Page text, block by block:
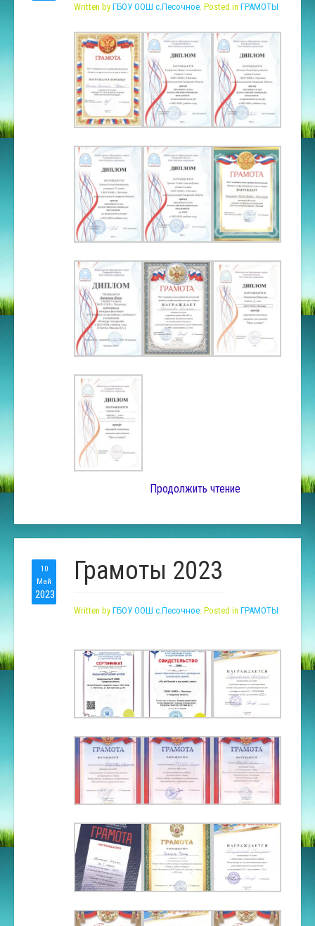
Written by ГБОУ ООШ с.Песочное . Posted in ГРАМОТЫ
Продолжить чтение
10
Май
2023
Грамоты 2023
Written by ГБОУ ООШ с.Песочное . Posted in ГРАМОТЫ